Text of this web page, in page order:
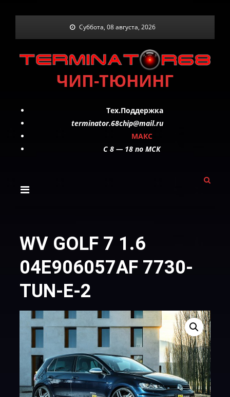
Суббота, 08 августа, 2026
ЧИП-ТЮНИНГ
Тех.Поддержка
terminator.68chip@mail.ru
МАКС
C 8 — 18 по МСК
WV GOLF 7 1.6
04E906057AF 7730-
TUN-E-2